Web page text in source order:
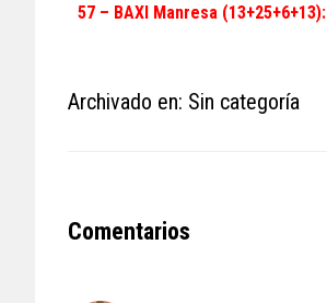
57 – BAXI Manresa (13+25+6+13):
Archivado en: Sin categoría
Reader
Comentarios